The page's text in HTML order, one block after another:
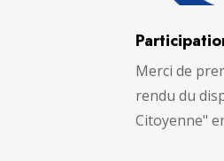
Merci de
rendu du
Citoyenne"